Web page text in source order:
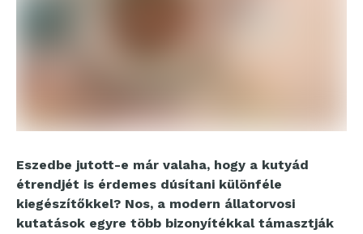
Eszedbe jutott-e már valaha, hogy a kutyád
étrendjét is érdemes dúsítani különféle
kiegészítőkkel? Nos, a modern állatorvosi
kutatások egyre több bizonyítékkal támasztják